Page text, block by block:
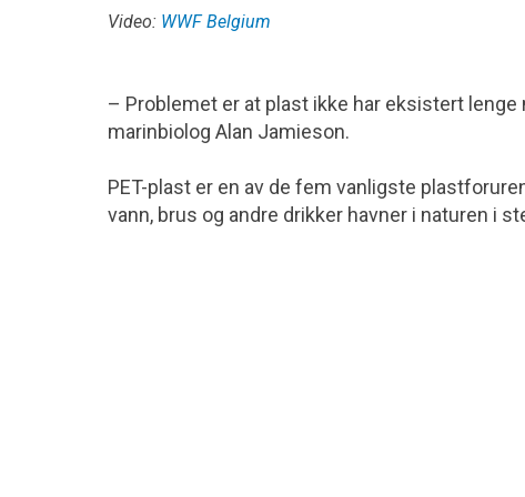
Video: WWF Belgium
– Problemet er at plast ikke har eksistert
marinbiolog Alan Jamieson.
PET-plast er en av de fem vanligste
vann, brus og andre drikker havner i naturen i